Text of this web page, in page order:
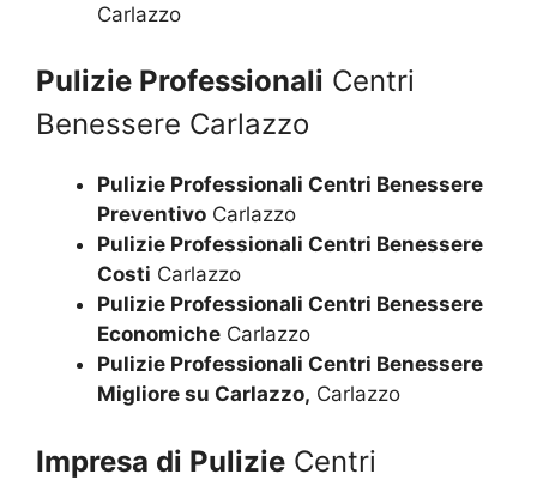
Carlazzo
Pulizie Professionali Centri
Benessere Carlazzo
Pulizie Professionali Centri Benessere
Preventivo Carlazzo
Pulizie Professionali Centri Benessere
Costi Carlazzo
Pulizie Professionali Centri Benessere
Economiche Carlazzo
Pulizie Professionali Centri Benessere
Migliore su Carlazzo, Carlazzo
Impresa di Pulizie Centri